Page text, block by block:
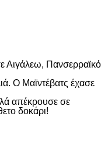
Αιγάλεω, Πανσερραϊκό
Ο Μαϊντέβατς έχασε
απέκρουσε σε
δοκάρι!